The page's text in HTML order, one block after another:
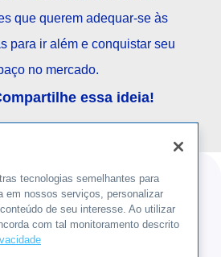
que querem adequar-se às
para ir além e conquistar seu
no mercado.
essa ideia!
tecnologias semelhantes para
em nossos serviços, personalizar
de seu interesse. Ao utilizar
com tal monitoramento descrito